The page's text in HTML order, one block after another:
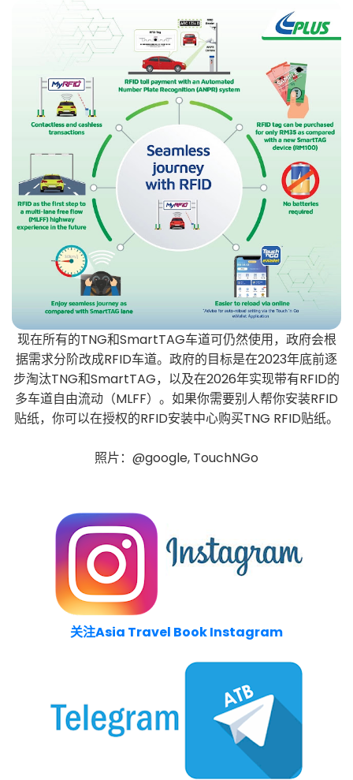
现在所有的TNG和SmartTAG车道可仍然使用，政府会根
据需求分阶改成RFID车道。政府的目标是在2023年底前逐
步淘汰TNG和SmartTAG，以及在2026年实现带有RFID的
多车道自由流动（MLFF）。如果你需要别人帮你安装RFID
贴纸，你可以在授权的RFID安装中心购买TNG RFID贴纸。
照片：@google, TouchNGo
关注Asia Travel Book Instagram